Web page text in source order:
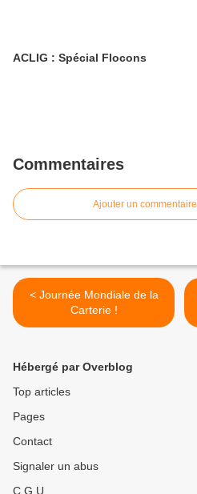
ACLIG : Spécial Flocons
Commentaires
Ajouter un commentaire
< Journée Mondiale de la
Carterie !
Hébergé par Overblog
Top articles
Pages
Contact
Signaler un abus
C.G.U.